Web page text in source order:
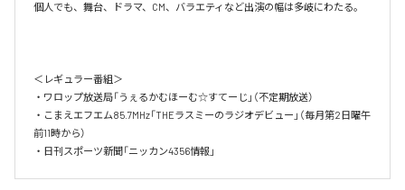
​個人でも、舞台、ドラマ、CM、バラエティなど出演の幅は多岐にわたる。
＜レギュラー番組＞
・ワロップ放送局「うぇるかむほーむ☆すてーじ」（不定期放送）
​・こまえエフエム85.7MHz「THEラスミーのラジオデビュー」（毎月第2日曜午
前11時から）
・日刊スポーツ新聞「ニッカン4356情報」